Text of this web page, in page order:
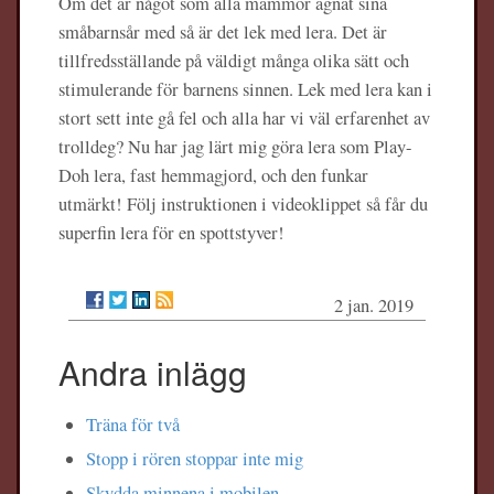
småbarnsår med så är det lek med lera. Det är
tillfredsställande på väldigt många olika sätt och
stimulerande för barnens sinnen. Lek med lera kan i
stort sett inte gå fel och alla har vi väl erfarenhet av
trolldeg? Nu har jag lärt mig göra lera som Play-
Doh lera, fast hemmagjord, och den funkar
utmärkt! Följ instruktionen i videoklippet så får du
superfin lera för en spottstyver!
2 jan. 2019
Andra inlägg
Träna för två
Stopp i rören stoppar inte mig